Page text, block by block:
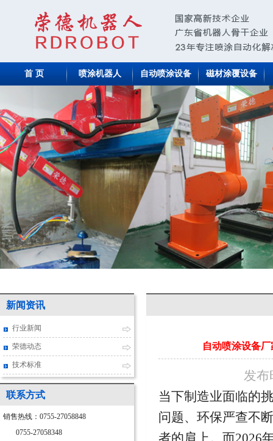
首 页 喷涂机器人 自动喷涂设备 磁材涂覆设备
新闻资讯
行业新闻
荣德动态
技术标准
联系方式
销售热线：0755-27058848
0755-27058348
自动喷涂设备
发布
当下制造业面临的
问题、环保严查不
者的肩上。而2026